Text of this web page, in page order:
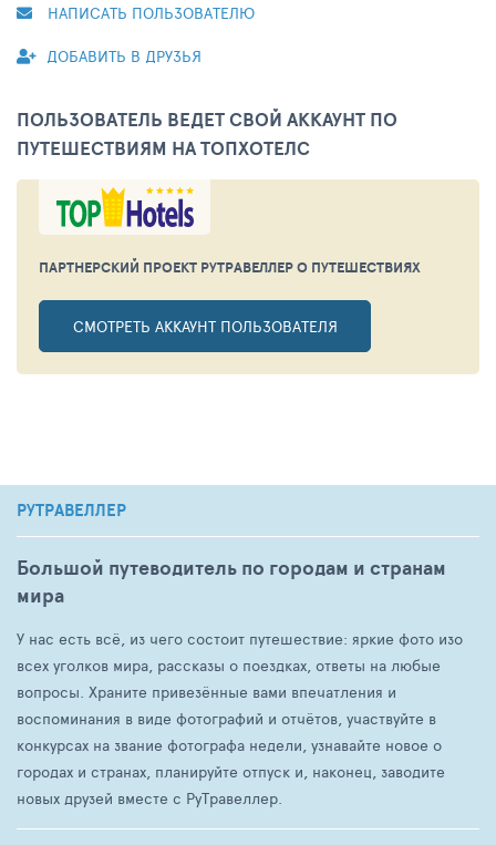
НАПИСАТЬ ПОЛЬЗОВАТЕЛЮ
ДОБАВИТЬ В ДРУЗЬЯ
ПОЛЬЗОВАТЕЛЬ ВЕДЕТ СВОЙ АККАУНТ ПО
ПУТЕШЕСТВИЯМ НА ТОПХОТЕЛС
ПАРТНЕРСКИЙ ПРОЕКТ РУТРАВЕЛЛЕРО ПУТЕШЕСТВИЯХ
СМОТРЕТЬ АККАУНТ ПОЛЬЗОВАТЕЛЯ
РУТРАВЕЛЛЕР
Большой путеводитель по городам и странам
мира
У нас есть всё, из чего состоит путешествие: яркие фото изо
всех уголков мира, рассказы о поездках, ответы на любые
вопросы. Храните привезённые вами впечатления и
воспоминания в виде фотографий и отчётов, участвуйте в
конкурсах на звание фотографа недели, узнавайте новое о
городах и странах, планируйте отпуск и, наконец, заводите
новых друзей вместе с РуТравеллер.